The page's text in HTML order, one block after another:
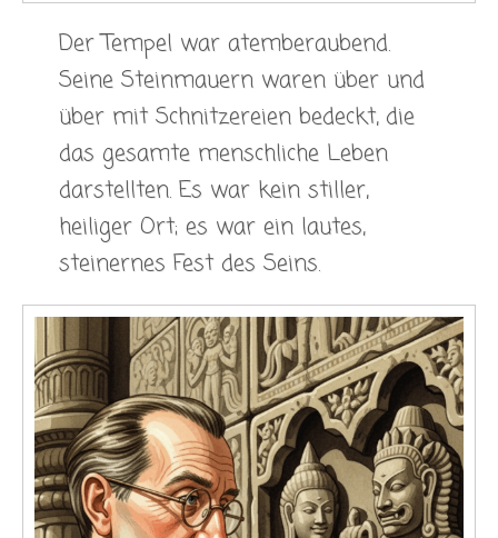
Der Tempel war atemberaubend.
Seine Steinmauern waren über und
über mit Schnitzereien bedeckt, die
das gesamte menschliche Leben
darstellten. Es war kein stiller,
heiliger Ort; es war ein lautes,
steinernes Fest des Seins.